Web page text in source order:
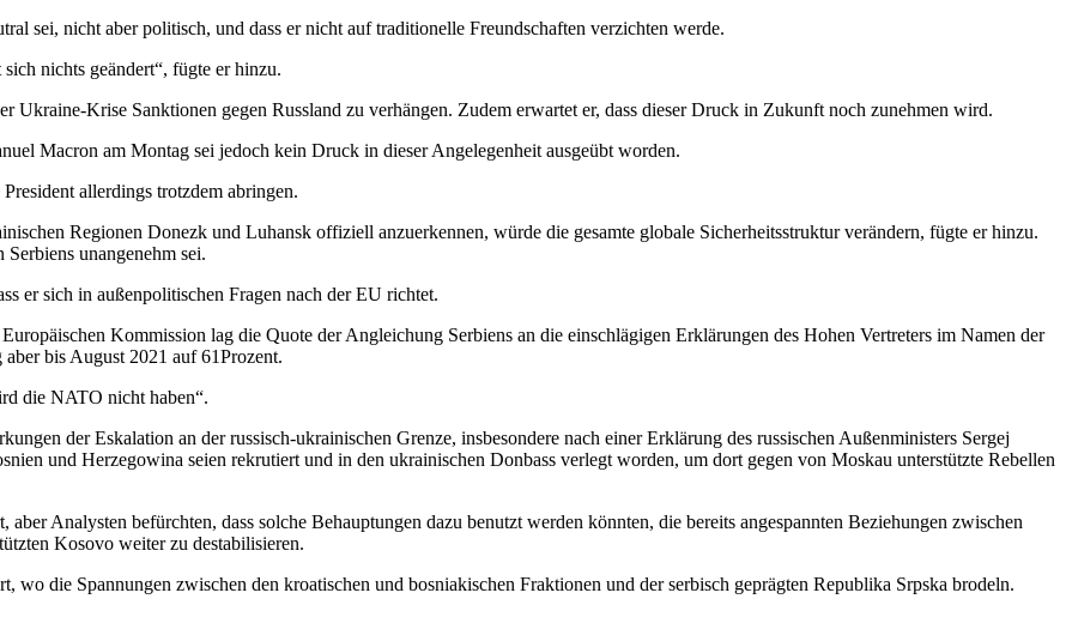
sei, nicht aber politisch, und dass er nicht auf traditionelle Freundschaften verzichten werde.
nichts geändert“, fügte er hinzu.
Ukraine-Krise Sanktionen gegen Russland zu verhängen. Zudem erwartet er, dass dieser Druck in Zukunft noch zunehmen wird.
Macron am Montag sei jedoch kein Druck in dieser Angelegenheit ausgeübt worden.
allerdings trotzdem abringen.
Regionen Donezk und Luhansk offiziell anzuerkennen, würde die gesamte globale Sicherheitsstruktur verändern, fügte er hinzu.
unangenehm sei.
er sich in außenpolitischen Fragen nach der EU richtet.
Kommission lag die Quote der Angleichung Serbiens an die einschlägigen Erklärungen des Hohen Vertreters im Namen der
bis August 2021 auf 61Prozent.
die NATO nicht haben“.
der Eskalation an der russisch-ukrainischen Grenze, insbesondere nach einer Erklärung des russischen Außenministers Sergej
und Herzegowina seien rekrutiert und in den ukrainischen Donbass verlegt worden, um dort gegen von Moskau unterstützte Rebellen
Analysten befürchten, dass solche Behauptungen dazu benutzt werden könnten, die bereits angespannten Beziehungen zwischen
Kosovo weiter zu destabilisieren.
die Spannungen zwischen den kroatischen und bosniakischen Fraktionen und der serbisch geprägten Republika Srpska brodeln.